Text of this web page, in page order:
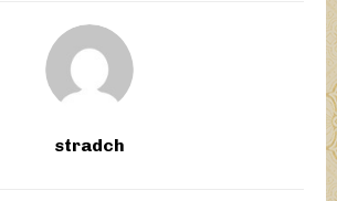
stradch